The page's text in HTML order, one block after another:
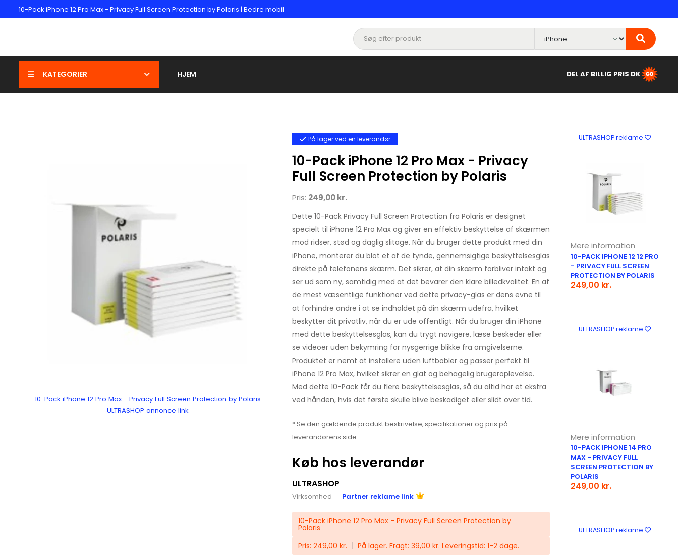
10-Pack iPhone 12 Pro Max - Privacy Full Screen Protection by Polaris | Bedre mobil
KATEGORIER HJEM DEL AF BILLIG PRIS DK
10-Pack iPhone 12 Pro Max - Privacy Full Screen Protection by Polaris
ULTRASHOP annonce link
På lager ved en leverandør
10-Pack iPhone 12 Pro Max - Privacy
Full Screen Protection by Polaris
Pris: 249,00 kr.
Dette 10-Pack Privacy Full Screen Protection fra Polaris er designet
specielt til iPhone 12 Pro Max og giver en effektiv beskyttelse af skærmen
mod ridser, stød og daglig slitage. Når du bruger dette produkt med din
iPhone, monterer du blot et af de tynde, gennemsigtige beskyttelsesglas
direkte på telefonens skærm. Det sikrer, at din skærm forbliver intakt og
ser ud som ny, samtidig med at det bevarer den klare billedkvalitet. En af
de mest væsentlige funktioner ved dette privacy-glas er dens evne til
at forhindre andre i at se indholdet på din skærm udefra, hvilket
beskytter dit privatliv, når du er ude offentligt. Når du bruger din iPhone
med dette beskyttelsesglas, kan du trygt navigere, læse beskeder eller
se videoer uden bekymring for nysgerrige blikke fra omgivelserne.
Produktet er nemt at installere uden luftbobler og passer perfekt til
iPhone 12 Pro Max, hvilket sikrer en glat og behagelig brugeroplevelse.
Med dette 10-Pack får du flere beskyttelsesglas, så du altid har et ekstra
ved hånden, hvis det første skulle blive beskadiget eller slidt over tid.
* Se den gældende produkt beskrivelse, specifikationer og pris på
leverandørens side.
Køb hos leverandør
ULTRASHOP
Virksomhed Partner reklame link
10-Pack iPhone 12 Pro Max - Privacy Full Screen Protection by
Polaris
Pris: 249,00 kr.
På lager. Fragt: 39,00 kr. Leveringstid: 1-2 dage.
ULTRASHOP reklame
Mere information
10-PACK IPHONE 12 12 PRO
- PRIVACY FULL SCREEN
PROTECTION BY POLARIS
249,00 kr.
ULTRASHOP reklame
Mere information
10-PACK IPHONE 14 PRO
MAX - PRIVACY FULL
SCREEN PROTECTION BY
POLARIS
249,00 kr.
ULTRASHOP reklame